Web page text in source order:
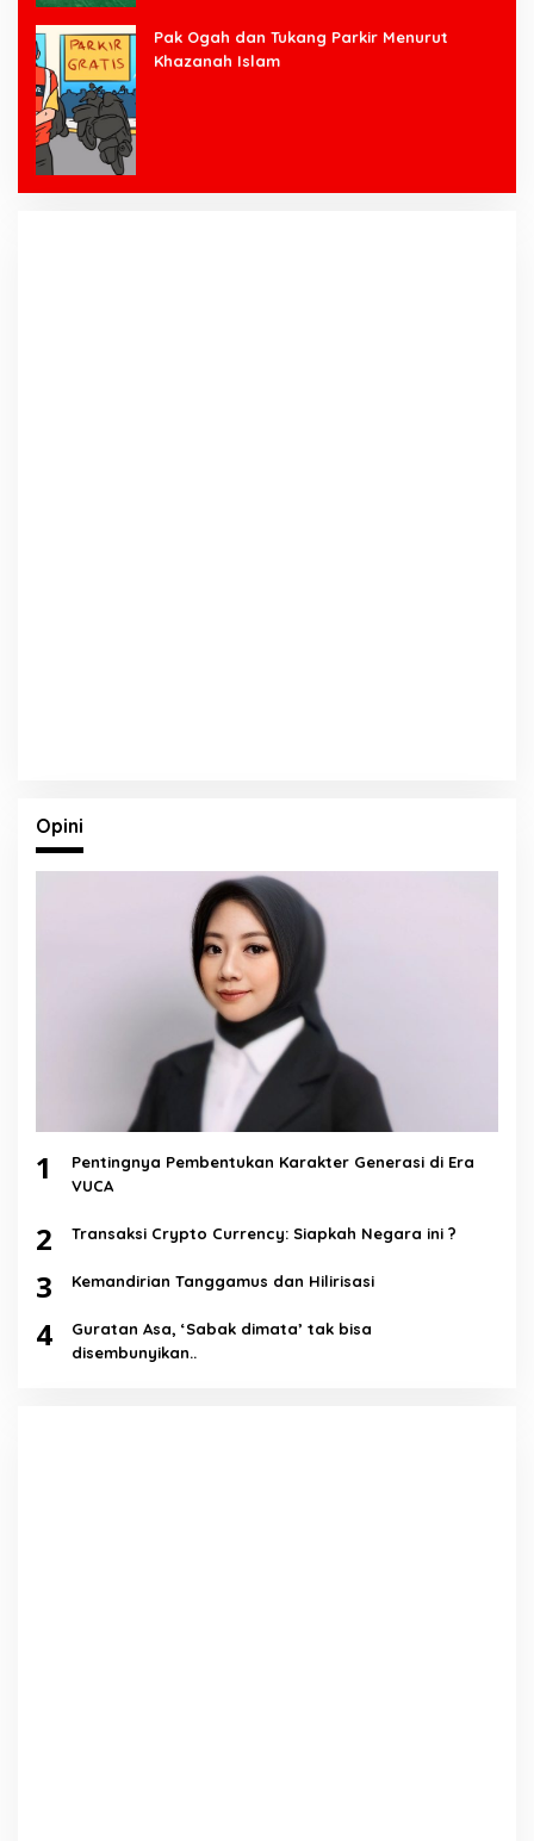
Pak Ogah dan Tukang Parkir Menurut
Khazanah Islam
Opini
1
Pentingnya Pembentukan Karakter Generasi di Era
VUCA
2 Transaksi Crypto Currency: Siapkah Negara ini ?
3 Kemandirian Tanggamus dan Hilirisasi
4
Guratan Asa, ‘Sabak dimata’ tak bisa
disembunyikan..